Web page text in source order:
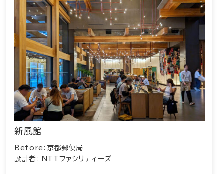
新風館
Before：京都郵便局
設計者: NTTファシリティーズ